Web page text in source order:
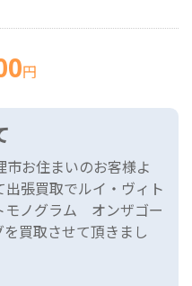
円
市お住まいのお客様よ
出張買取でルイ・ヴィト
モノグラム オンザゴー
買取させて頂きまし